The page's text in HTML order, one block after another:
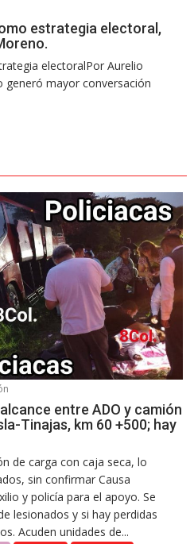
estrategia electoral,
electoralPor Aurelio
generó mayor conversación
entre ADO y camión
Tinajas, km 60 +500; hay
de carga con caja seca, lo
sin confirmar Causa
y policía para el apoyo. Se
lesionados y si hay perdidas
Acuden unidades de...